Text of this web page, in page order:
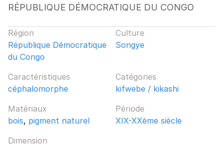
RÉPUBLIQUE DÉMOCRATIQUE DU CONGO
Région
République Démocratique
du Congo
Culture
Songye
Caractéristiques
céphalomorphe
Catégories
kifwebe / kikashi
Matériaux
bois, pigment naturel
Période
XIX-XXème siècle
Dimension